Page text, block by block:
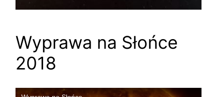
Wyprawa na Słońce
2018